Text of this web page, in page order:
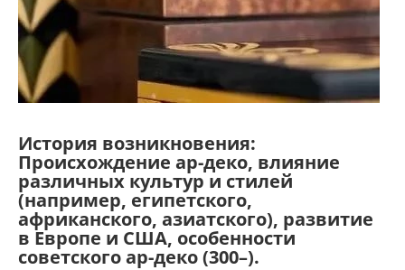
История возникновения:
Происхождение ар-деко, влияние
различных культур и стилей
(например, египетского,
африканского, азиатского), развитие
в Европе и США, особенности
советского ар-деко (300–).